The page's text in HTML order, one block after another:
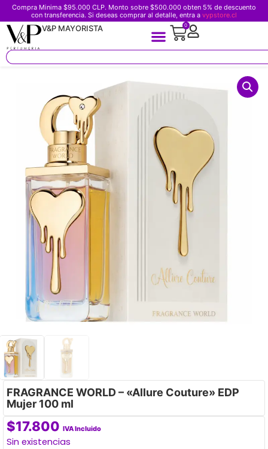
Compra Minima $95.000 CLP. Monto sobre $500.000 obten 5% de descuento
con transferencia. Si deseas comprar al detalle, entra a vypstore.cl
V&P MAYORISTA 0
FRAGRANCE WORLD – «Allure Couture» EDP
Mujer 100 ml
$17.800 IVA Incluido
Sin existencias